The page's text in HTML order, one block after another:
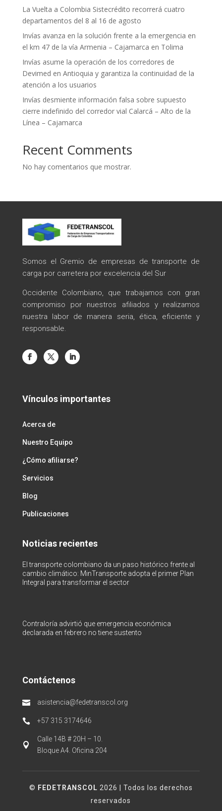
La Vuelta a Colombia Sistecrédito recorrerá cuatro
departamentos del 8 al 16 de agosto
Invías avanza en la solución frente a la emergencia en
el km 47 de la vía Armenia – Cajamarca en Tolima
Invías asume la operación de los corredores de
Devimed en Antioquia y garantiza la continuidad de la
atención a los usuarios
Invías desmiente información falsa sobre supuesto
cierre indefinido del corredor vial Calarcá – Alto de la
Línea – Cajamarca
Recent Comments
No hay comentarios que mostrar.
Somos el Gremio de empresas de transporte de
carga por carretera por excelencia del Sur
Occidente Colombiano, que trabajamos con gran
compromiso por nuestros afiliados y realizamos
nuestra labor de manera seria, ética, eficiente y
responsable.
Vínculos importantes
Acerca de
Nuestro Equipo
¿Cómo afiliarse?
Servicios
Blog
Publicaciones
Noticias recientes
El transporte colombiano da un paso histórico frente al
cambio climático: MinTransporte adopta el primer Plan
Integral para transformar el sector
Contraloría advirtió que emergencia económica
declarada en febrero no tiene sustento
Contáctenos
 asistencia@fedetranscol.org
 +57 315 3174646

Calle 14B # 20H – 10.
Bloque A4. Oficina 204
© FEDETRANSCOL 2026 | Todos los derechos
reservados